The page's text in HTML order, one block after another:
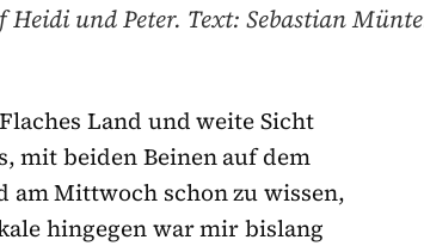
Heidi und Peter. Text: Sebastian
Land und weite Sicht
mit beiden Beinen auf dem
am Mittwoch schon zu wissen,
hingegen war mir bislang